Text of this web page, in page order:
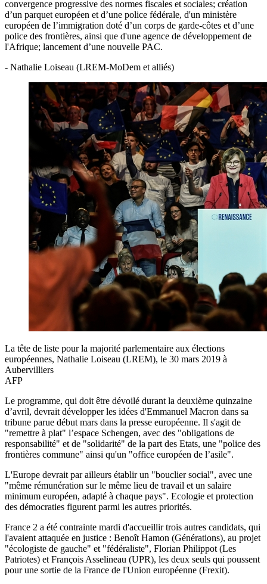
convergence progressive des normes fiscales et sociales; création
d’un parquet européen et d’une police fédérale, d'un ministère
européen de l’immigration doté d’un corps de garde-côtes et d’une
police des frontières, ainsi que d'une agence de développement de
l'Afrique; lancement d’une nouvelle PAC.
- Nathalie Loiseau (LREM-MoDem et alliés)
La tête de liste pour la majorité parlementaire aux élections
européennes, Nathalie Loiseau (LREM), le 30 mars 2019 à
Aubervilliers
AFP
Le programme, qui doit être dévoilé durant la deuxième quinzaine
d’avril, devrait développer les idées d'Emmanuel Macron dans sa
tribune parue début mars dans la presse européenne. Il s'agit de
"remettre à plat" l’espace Schengen, avec des "obligations de
responsabilité" et de "solidarité" de la part des Etats, une "police des
frontières commune" ainsi qu'un "office européen de l’asile".
L'Europe devrait par ailleurs établir un "bouclier social", avec une
"même rémunération sur le même lieu de travail et un salaire
minimum européen, adapté à chaque pays". Ecologie et protection
des démocraties figurent parmi les autres priorités.
France 2 a été contrainte mardi d'accueillir trois autres candidats, qui
l'avaient attaquée en justice : Benoît Hamon (Générations), au projet
"écologiste de gauche" et "fédéraliste", Florian Philippot (Les
Patriotes) et François Asselineau (UPR), les deux seuls qui poussent
pour une sortie de la France de l'Union européenne (Frexit).